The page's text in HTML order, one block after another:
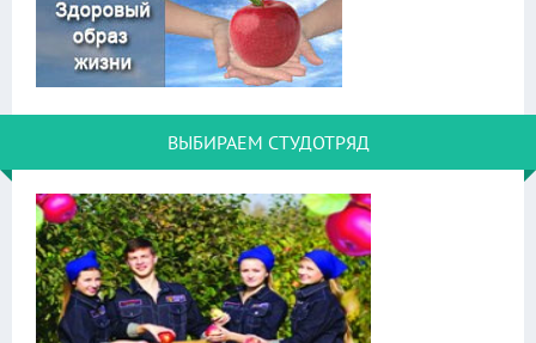
ВЫБИРАЕМ СТУДОТРЯД